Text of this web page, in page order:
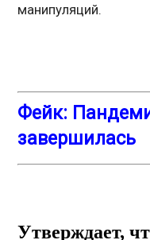
манипуляций.
Фейк:
завершилась
Утверждает,